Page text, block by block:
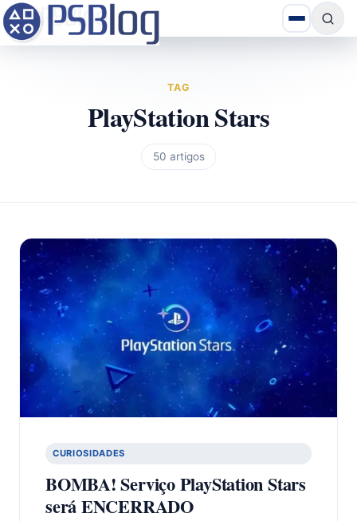
TAG
PlayStation Stars
50 artigos
CURIOSIDADES
BOMBA! Serviço PlayStation Stars
será ENCERRADO